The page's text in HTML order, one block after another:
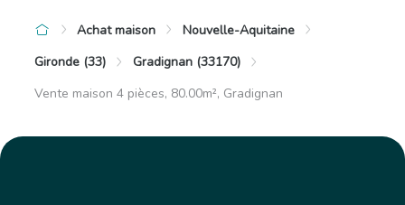
Achat maison
Nouvelle-Aquitaine
Gironde (33)
Gradignan (33170)
Vente maison 4 pièces, 80.00m², Gradignan